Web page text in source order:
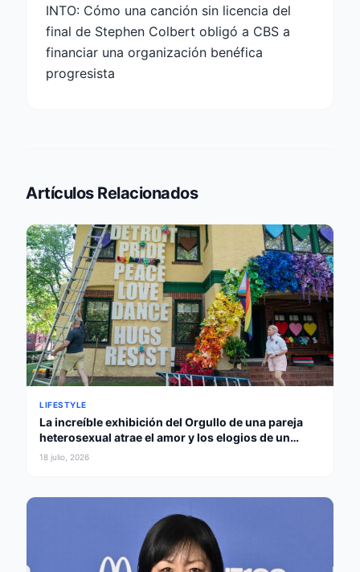
INTO: Cómo una canción sin licencia del
final de Stephen Colbert obligó a CBS a
financiar una organización benéfica
progresista
Artículos Relacionados
LIFESTYLE
La increíble exhibición del Orgullo de una pareja
heterosexual atrae el amor y los elogios de un
gobernador
18 julio, 2026